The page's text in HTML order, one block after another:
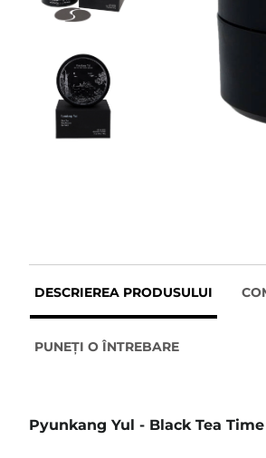
DESCRIEREA PRODUSULUI
PUNEȚI O ÎNTREBARE
Pyunkang Yul - Black Tea